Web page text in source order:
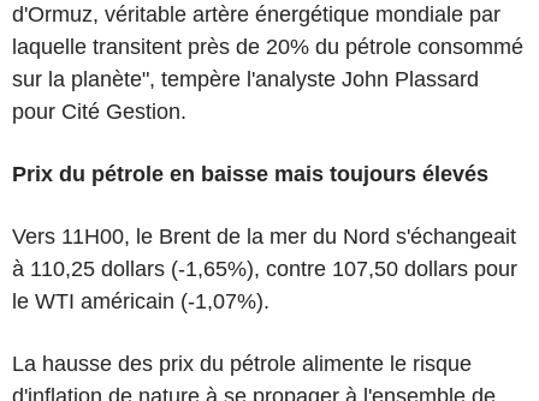
d'Ormuz, véritable artère énergétique mondiale par
laquelle transitent près de 20% du pétrole consommé
sur la planète", tempère l'analyste John Plassard
pour Cité Gestion.
Prix du pétrole en baisse mais toujours élevés
Vers 11H00, le Brent de la mer du Nord s'échangeait
à 110,25 dollars (-1,65%), contre 107,50 dollars pour
le WTI américain (-1,07%).
La hausse des prix du pétrole alimente le risque
d'inflation de nature à se propager à l'ensemble de